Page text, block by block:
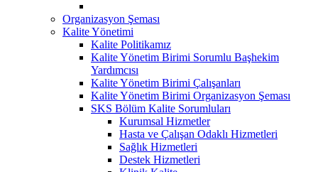
Organizasyon Şeması
Kalite Yönetimi
Kalite Politikamız
Kalite Yönetim Birimi Sorumlu Başhekim
Yardımcısı
Kalite Yönetim Birimi Çalışanları
Kalite Yönetim Birimi Organizasyon Şeması
SKS Bölüm Kalite Sorumluları
Kurumsal Hizmetler
Hasta ve Çalışan Odaklı Hizmetleri
Sağlık Hizmetleri
Destek Hizmetleri